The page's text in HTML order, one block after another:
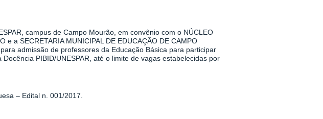
campus de Campo Mourão, em convênio com o NÚCLEO
e a SECRETARIA MUNICIPAL DE EDUCAÇÃO DE CAMPO
admissão de professores da Educação Básica para participar
PIBID/UNESPAR, até o limite de vagas estabelecidas por
– Edital n. 001/2017.